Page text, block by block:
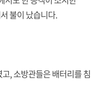
불이 났습니다.
, 소방관들은 배터리를 침